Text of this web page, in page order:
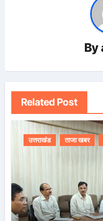
By
Related Post
उत्तराखंड ताजा खबर